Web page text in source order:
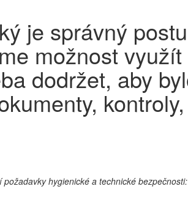
je správný
možnost
dodržet, aby
hygienické a technické bezpečnosti: